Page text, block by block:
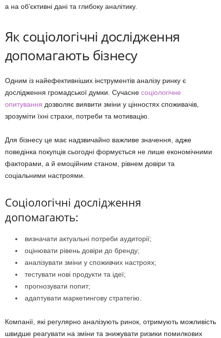
а на об’єктивні дані та глибоку аналітику.
Як соціологічні дослідження
допомагають бізнесу
Одним із найефективніших інструментів аналізу ринку є
дослідження громадської думки. Сучасне соціологічне
опитування дозволяє виявити зміни у цінностях споживачів,
зрозуміти їхні страхи, потреби та мотивацію.
Для бізнесу це має надзвичайно важливе значення, адже
поведінка покупців сьогодні формується не лише економічними
факторами, а й емоційним станом, рівнем довіри та
соціальними настроями.
Соціологічні дослідження
допомагають:
визначати актуальні потреби аудиторії;
оцінювати рівень довіри до бренду;
аналізувати зміни у споживчих настроях;
тестувати нові продукти та ідеї;
прогнозувати попит;
адаптувати маркетингову стратегію.
Компанії, які регулярно аналізують ринок, отримують можливість
швидше реагувати на зміни та знижувати ризики помилкових